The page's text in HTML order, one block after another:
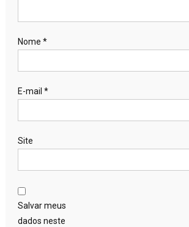
Nome *
E-mail *
Site
Salvar meus
dados neste